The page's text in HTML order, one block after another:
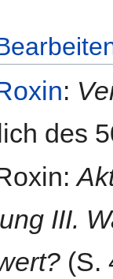
:
des
III.
(S.